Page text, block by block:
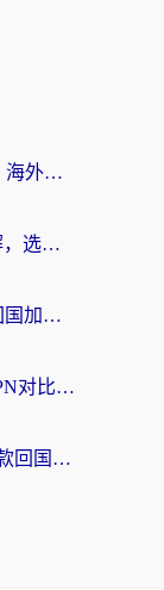
ChickCN和Unblock Youku好用吗？海外党亲测3款回国加速器，附iOS免费选择指南
海外党避坑指南：告别pc vpn 破解，选对回国加速器轻松访问国内资源
穿梭和海龟哪个好？海外党亲测回国加速器，附电脑免费VPN推荐
Quickback VPN好用吗？和穿梭VPN对比哪个回国效果更好？海外党必看的真实测评与选择指南
穿梭和快喵好用吗？海外党亲测3款回国加速器，附日本回国VPN避坑指南